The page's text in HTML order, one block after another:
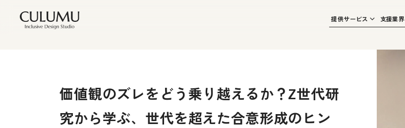
提供サービス 支援業界
価値観のズレをどう乗り越えるか？Z世代研
究から学ぶ、世代を超えた合意形成のヒン